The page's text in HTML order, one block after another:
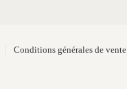
Conditions générales de vente